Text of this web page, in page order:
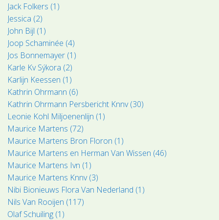
Jack Folkers (1)
Jessica (2)
John Bijl (1)
Joop Schaminée (4)
Jos Bonnemayer (1)
Karle Kv Sýkora (2)
Karlijn Keessen (1)
Kathrin Ohrmann (6)
Kathrin Ohrmann Persbericht Knnv (30)
Leonie Kohl Miljoenenlijn (1)
Maurice Martens (72)
Maurice Martens Bron Floron (1)
Maurice Martens en Herman Van Wissen (46)
Maurice Martens Ivn (1)
Maurice Martens Knnv (3)
Nibi Bionieuws Flora Van Nederland (1)
Nils Van Rooijen (117)
Olaf Schuiling (1)